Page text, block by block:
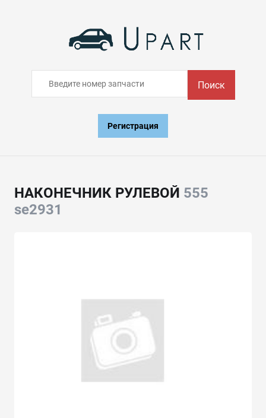
Поиск
Регистрация
НАКОНЕЧНИК РУЛЕВОЙ 555
se2931